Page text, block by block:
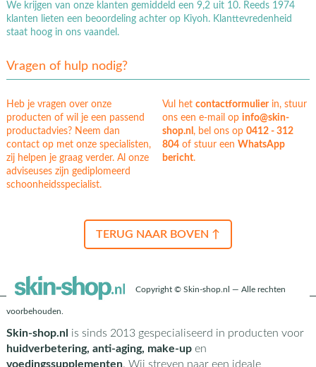
We krijgen van onze klanten gemiddeld een 9,2 uit 10. Reeds 1974
klanten lieten een beoordeling achter op Kiyoh. Klanttevredenheid
staat hoog in ons vaandel.
Vragen of hulp nodig?
Heb je vragen over onze
producten of wil je een passend
productadvies? Neem dan
contact op met onze specialisten,
zij helpen je graag verder. Al onze
adviseuses zijn gediplomeerd
schoonheidsspecialist.
Vul hetcontactformulierin, stuur
ons een e-mail op info@skin-
shop.nl, bel ons op0412 - 312
804 of stuur eenWhatsApp
bericht.
TERUG NAAR BOVEN ↑
Copyright © Skin-shop.nl — Alle rechten
voorbehouden.
Skin-shop.nl is sinds 2013 gespecialiseerd in producten voor
huidverbetering, anti-aging, make-upen
voedingssupplementen. Wij streven naar een ideale